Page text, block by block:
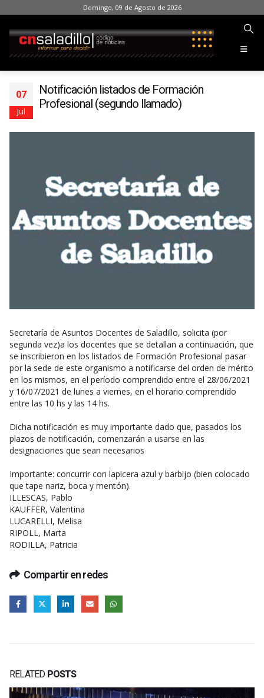
Domingo, 09 de Agosto de 2026
07
Jul
Notificación listados de Formación
Profesional (segundo llamado)
Secretaría de Asuntos Docentes de Saladillo, solicita (por
segunda vez)a los docentes que se detallan a continuación, que
se inscribieron en los listados de Formación Profesional pasar
por la sede de este organismo a notificarse del orden de mérito
en los mismos, en el período comprendido entre el 28/06/2021
y 16/07/2021 de lunes a viernes, en el horario comprendido
entre las 10 hs y las 14 hs.
Dicha notificación es muy importante dado que, pasados los
plazos de notificación, comenzarán a usarse en las
designaciones que sean necesarios
Importante: concurrir con lapicera azul y barbijo (bien colocado
que tape nariz, boca y mentón).
ILLESCAS, Pablo
KAUFFER, Valentina
LUCARELLI, Melisa
RIPOLL, Marta
RODILLA, Patricia
Compartir en redes
RELATED POSTS